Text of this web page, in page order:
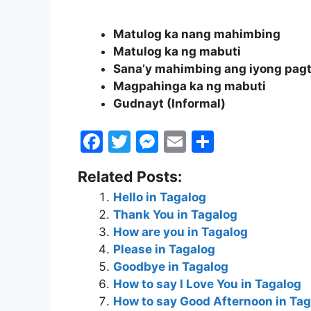
Matulog ka nang mahimbing
Matulog ka ng mabuti
Sana’y mahimbing ang iyong
Magpahinga ka ng mabuti
Gudnayt (Informal)
F
c
e
b
o
o
k
T
w
itt
er
M
s
s
e
n
g
er
E
ai
l
e
Related Posts:
Hello in Tagalog
Thank You in Tagalog
How are you in Tagalog
Please in Tagalog
Goodbye in Tagalog
How to say I Love You in Tagalog
How to say Good Afternoon in